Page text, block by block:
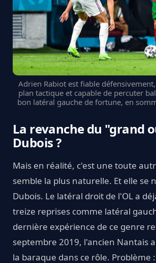
Adrien Rabiot est fiable
plan tactique et capable de percuter
bon latéral gauche de fortune, en
La revanche du "grand
Dubois ?
Mais en réalité, c'est une toute
semble la plus naturelle. Et elle se
Dubois. Le latéral droit de l'OL a
treize reprises comme latéral
dernière expérience de ce genre
septembre 2019, l'ancien Nantais
la baraque dans ce rôle. Problème